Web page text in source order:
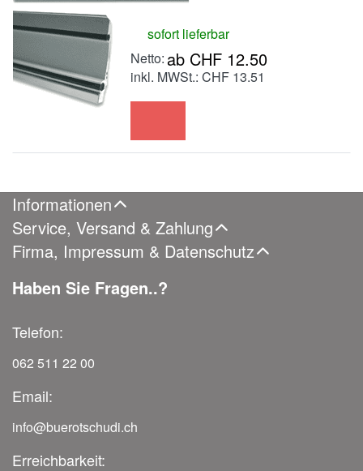
sofort lieferbar
ab CHF 12.50
inkl. MWSt.: CHF 13.51
Informationen
Service, Versand & Zahlung
Firma, Impressum & Datenschutz
Haben Sie Fragen..?
Telefon:
062 511 22 00
Email:
info@buerotschudi.ch
Erreichbarkeit: